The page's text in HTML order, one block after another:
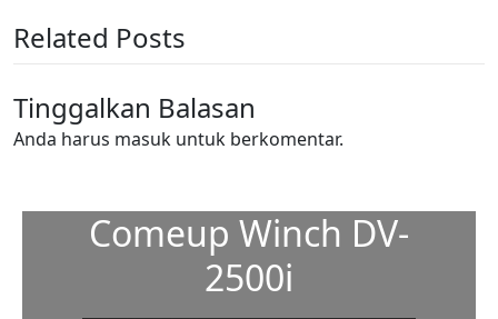
Related Posts
Tinggalkan Balasan
Anda harus masuk untuk berkomentar.
Comeup Winch DV-
2500i